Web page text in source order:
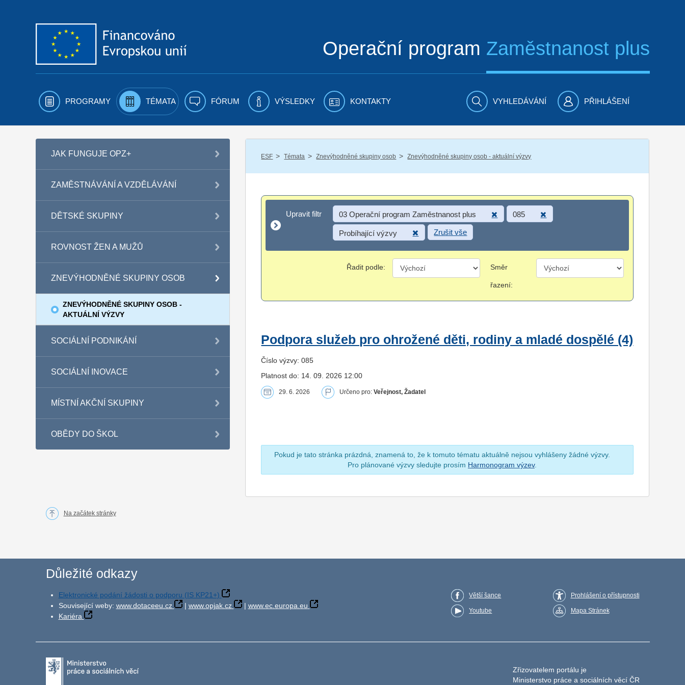
Operační program Zaměstnanost plus
PROGRAMY TÉMATA FÓRUM VÝSLEDKY KONTAKTY VYHLEDÁVÁNÍ PŘIHLÁŠENÍ
JAK FUNGUJE OPZ+
ZAMĚSTNÁVÁNÍ A VZDĚLÁVÁNÍ
DĚTSKÉ SKUPINY
ROVNOST ŽEN A MUŽŮ
ZNEVÝHODNĚNÉ SKUPINY OSOB
ZNEVÝHODNĚNÉ SKUPINY OSOB -
AKTUÁLNÍ VÝZVY
SOCIÁLNÍ PODNIKÁNÍ
SOCIÁLNÍ INOVACE
MÍSTNÍ AKČNÍ SKUPINY
OBĚDY DO ŠKOL
ESF / Témata / Znevýhodněné skupiny osob / Znevýhodněné skupiny osob - aktuální výzvy
Upravit filtr
Upravit filtr 03 Operační program Zaměstnanost plus 085
Probíhající výzvy Zrušit vše
Řadit podle: Směr
řazení:
Podpora služeb pro ohrožené děti, rodiny a mladé dospělé (4)
Číslo výzvy: 085
Platnost do: 14. 09. 2026 12:00
29. 6. 2026 Určeno pro:Veřejnost, Žadatel
Pokud je tato stránka prázdná, znamená to, že k tomuto tématu aktuálně nejsou vyhlášeny žádné výzvy.
Pro plánované výzvy sledujte prosím Harmonogram výzev.
Na začátek stránky
Důležité odkazy
Elektronické podání žádosti o podporu (IS KP21+)
Související weby: www.dotaceeu.cz | www.opjak.cz | www.ec.europa.eu
Kariéra
Větší šance
Youtube
Prohlášení o přístupnosti
Mapa Stránek
Zřizovatelem portálu je
Ministerstvo práce a sociálních věcí ČR